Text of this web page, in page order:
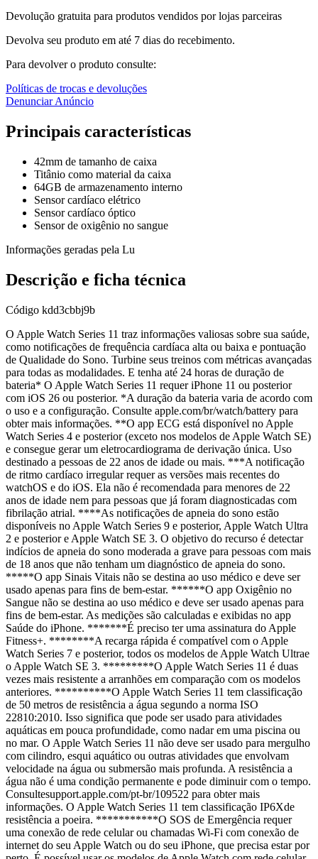
Devolução gratuita para produtos vendidos por lojas parceiras
Devolva seu produto em até 7 dias do recebimento.
Para devolver o produto consulte:
Políticas de trocas e devoluções
Denunciar Anúncio
Principais características
42mm de tamanho de caixa
Titânio como material da caixa
64GB de armazenamento interno
Sensor cardíaco elétrico
Sensor cardíaco óptico
Sensor de oxigênio no sangue
Informações geradas pela Lu
Descrição e ficha técnica
Código kdd3cbbj9b
O Apple Watch Series 11 traz informações valiosas sobre sua saúde,
como notificações de frequência cardíaca alta ou baixa e pontuação
de Qualidade do Sono. Turbine seus treinos com métricas avançadas
para todas as modalidades. E tenha até 24 horas de duração de
bateria* O Apple Watch Series 11 requer iPhone 11 ou posterior
com iOS 26 ou posterior. *A duração da bateria varia de acordo com
o uso e a configuração. Consulte apple.com/br/watch/battery para
obter mais informações. **O app ECG está disponível no Apple
Watch Series 4 e posterior (exceto nos modelos de Apple Watch SE)
e consegue gerar um eletrocardiograma de derivação única. Uso
destinado a pessoas de 22 anos de idade ou mais. ***A notificação
de ritmo cardíaco irregular requer as versões mais recentes do
watchOS e do iOS. Ela não é recomendada para menores de 22
anos de idade nem para pessoas que já foram diagnosticadas com
fibrilação atrial. ****As notificações de apneia do sono estão
disponíveis no Apple Watch Series 9 e posterior, Apple Watch Ultra
2 e posterior e Apple Watch SE 3. O objetivo do recurso é detectar
indícios de apneia do sono moderada a grave para pessoas com mais
de 18 anos que não tenham um diagnóstico de apneia do sono.
*****O app Sinais Vitais não se destina ao uso médico e deve ser
usado apenas para fins de bem-estar. ******O app Oxigênio no
Sangue não se destina ao uso médico e deve ser usado apenas para
fins de bem-estar. As medições são calculadas e exibidas no app
Saúde do iPhone. *******É preciso ter uma assinatura do Apple
Fitness+. ********A recarga rápida é compatível com o Apple
Watch Series 7 e posterior, todos os modelos de Apple Watch Ultrae
o Apple Watch SE 3. *********O Apple Watch Series 11 é duas
vezes mais resistente a arranhões em comparação com os modelos
anteriores. **********O Apple Watch Series 11 tem classificação
de 50 metros de resistência a água segundo a norma ISO
22810:2010. Isso significa que pode ser usado para atividades
aquáticas em pouca profundidade, como nadar em uma piscina ou
no mar. O Apple Watch Series 11 não deve ser usado para mergulho
com cilindro, esqui aquático ou outras atividades que envolvam
velocidade na água ou submersão mais profunda. A resistência a
água não é uma condição permanente e pode diminuir com o tempo.
Consultesupport.apple.com/pt-br/109522 para obter mais
informações. O Apple Watch Series 11 tem classificação IP6Xde
resistência a poeira. ***********O SOS de Emergência requer
uma conexão de rede celular ou chamadas Wi-Fi com conexão de
internet do seu Apple Watch ou do seu iPhone, que precisa estar por